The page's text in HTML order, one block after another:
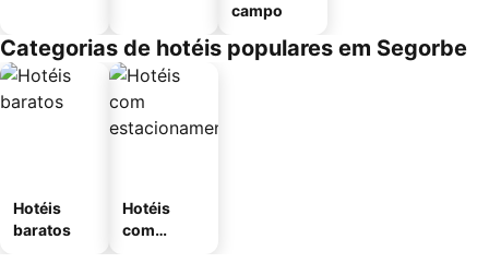
campo
Categorias de hotéis populares em Segorbe
Hotéis
baratos
Hotéis
com